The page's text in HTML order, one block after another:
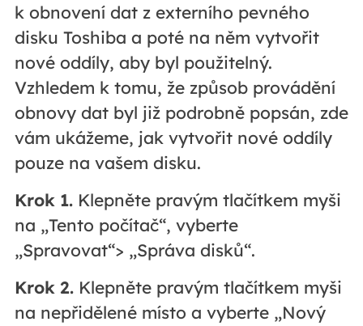
k obnovení dat z externího pevného
disku Toshiba a poté na něm vytvořit
nové oddíly, aby byl použitelný.
Vzhledem k tomu, že způsob provádění
obnovy dat byl již podrobně popsán, zde
vám ukážeme, jak vytvořit nové oddíly
pouze na vašem disku.
Krok 1.Klepněte pravým tlačítkem myši
na „Tento počítač“, vyberte
„Spravovat“> „Správa disků“.
Krok 2.Klepněte pravým tlačítkem myši
na nepřidělené místo a vyberte „Nový